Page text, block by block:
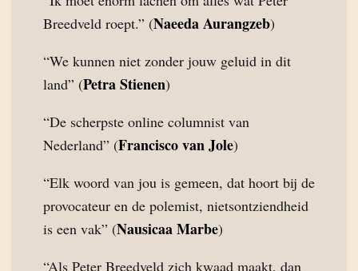
Breedveld roept.” (Naeeda Aurangzeb)
“We kunnen niet zonder jouw geluid in dit
land” (Petra Stienen)
“De scherpste online columnist van
Nederland” (Francisco van Jole)
“Elk woord van jou is gemeen, dat hoort bij de
provocateur en de polemist, nietsontziendheid
is een vak” (Nausicaa Marbe)
“Als Peter Breedveld zich kwaad maakt, dan